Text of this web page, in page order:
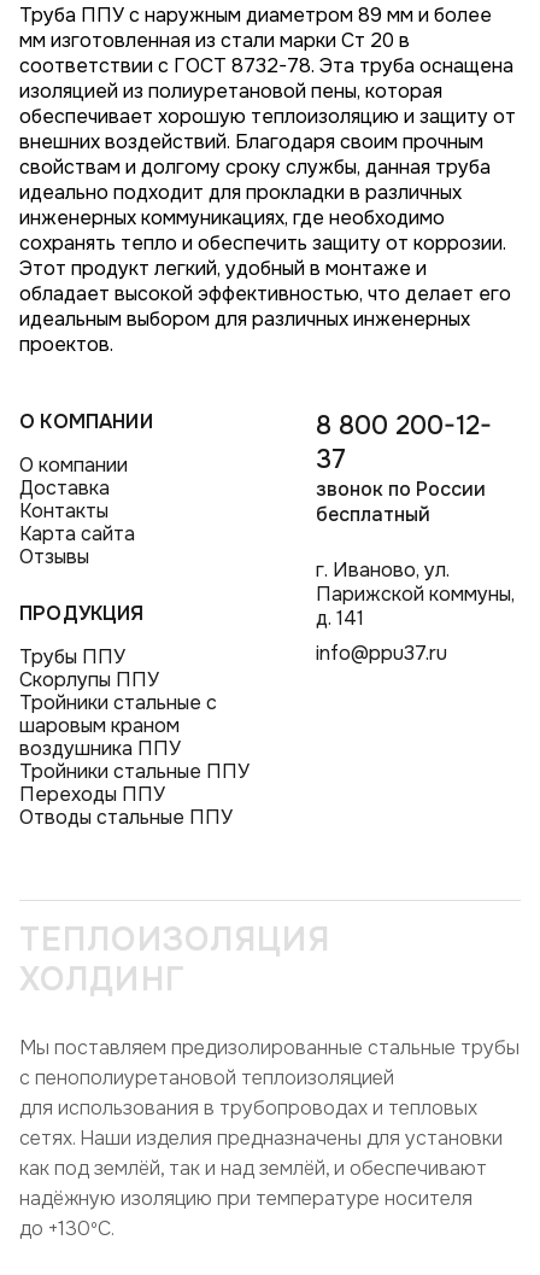
Труба ППУ с наружным диаметром 89 мм и более
мм изготовленная из стали марки Ст 20 в
соответствии с ГОСТ 8732-78. Эта труба оснащена
изоляцией из полиуретановой пены, которая
обеспечивает хорошую теплоизоляцию и защиту от
внешних воздействий. Благодаря своим прочным
свойствам и долгому сроку службы, данная труба
идеально подходит для прокладки в различных
инженерных коммуникациях, где необходимо
сохранять тепло и обеспечить защиту от коррозии.
Этот продукт легкий, удобный в монтаже и
обладает высокой эффективностью, что делает его
идеальным выбором для различных инженерных
проектов.
О КОМПАНИИ
О компании
Доставка
Контакты
Карта сайта
Отзывы
ПРОДУКЦИЯ
Трубы ППУ
Скорлупы ППУ
Тройники стальные с
шаровым краном
воздушника ППУ
Тройники стальные ППУ
Переходы ППУ
Отводы стальные ППУ
8 800 200-12-
37
звонок по России
бесплатный
г. Иваново, ул.
Парижской коммуны,
д. 141
info@ppu37.ru
ТЕПЛОИЗОЛЯЦИЯ
ХОЛДИНГ
Мы поставляем предизолированные стальные трубы
с пенополиуретановой теплоизоляцией
для использования в трубопроводах и тепловых
сетях. Наши изделия предназначены для установки
как под землёй, так и над землёй, и обеспечивают
надёжную изоляцию при температуре носителя
до +130ºC.